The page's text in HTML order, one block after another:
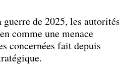
de 2025, les autorités
comme une menace
concernées fait depuis